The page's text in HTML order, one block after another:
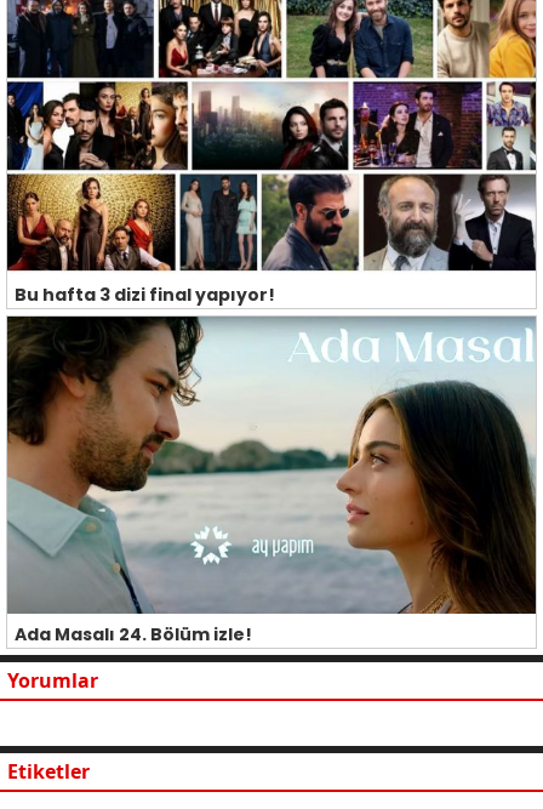
Bu hafta 3 dizi final yapıyor!
Ada Masalı 24. Bölüm izle!
Yorumlar
Etiketler